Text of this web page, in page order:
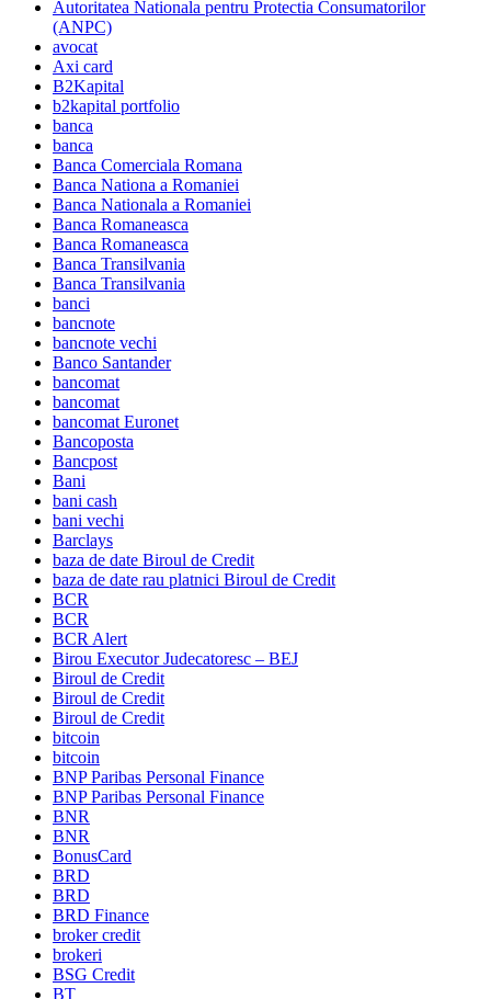
Autoritatea Nationala pentru Protectia Consumatorilor
(ANPC)
avocat
Axi card
B2Kapital
b2kapital portfolio
banca
banca
Banca Comerciala Romana
Banca Nationa a Romaniei
Banca Nationala a Romaniei
Banca Romaneasca
Banca Romaneasca
Banca Transilvania
Banca Transilvania
banci
bancnote
bancnote vechi
Banco Santander
bancomat
bancomat
bancomat Euronet
Bancoposta
Bancpost
Bani
bani cash
bani vechi
Barclays
baza de date Biroul de Credit
baza de date rau platnici Biroul de Credit
BCR
BCR
BCR Alert
Birou Executor Judecatoresc – BEJ
Biroul de Credit
Biroul de Credit
Biroul de Credit
bitcoin
bitcoin
BNP Paribas Personal Finance
BNP Paribas Personal Finance
BNR
BNR
BonusCard
BRD
BRD
BRD Finance
broker credit
brokeri
BSG Credit
BT